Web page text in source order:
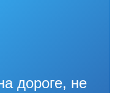
дороге, не